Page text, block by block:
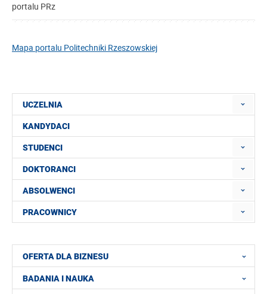
portalu PRz
Mapa portalu Politechniki Rzeszowskiej
UCZELNIA
KANDYDACI
STUDENCI
DOKTORANCI
ABSOLWENCI
PRACOWNICY
OFERTA DLA BIZNESU
BADANIA I NAUKA